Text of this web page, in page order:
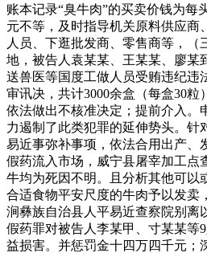
账本记录“臭牛肉”的买卖价钱为每
元不等，及时指导机关原料供应商
人员、下逛批发商、零售商等，（
地，被告人袁某某、王某某、廖某
送兽医等国度工做人员受贿违纪违
审讯决，共计3000余盒（每盒30粒
依法做出不核准决定；提前介入。
力遏制了此类犯罪的延伸势头。针
易近事弥补事项，依法合用出产、
假药流入市场，威宁县屠宰加工点
牛均为死因不明。且分析其他可以
合适食物平安尺度的牛肉予以发卖
涧彝族自治县人平易近查察院别离
假药罪对被告人李某甲、寸某某等
益损害。并惩罚金十四万四千元；